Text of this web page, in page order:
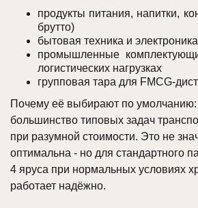
продукты питания, напитки,
брутто)
бытовая техника и
промышленные
логистических нагрузках
групповая тара для FMCG-
Почему её выбирают по умолчанию:
большинство типовых задач
при разумной стоимости. Это не
оптимальна - но для стандартного
4 яруса при нормальных условиях
работает надёжно.